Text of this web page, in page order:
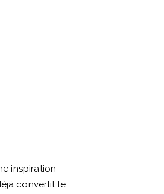
inspiration
convertit le